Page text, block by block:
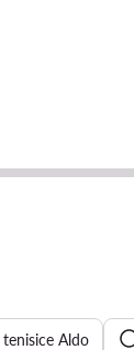
tenisice Aldo